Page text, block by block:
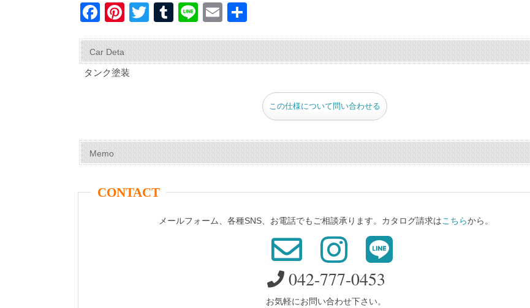
F
c
e
k
Pi
er
e
T
tt
er
T
m
bl
Li
e
E
ail
Car Deta
タンク塗装
この仕様について問い合わせる
Memo
CONTACT
メールフォーム、各種SNS、お電話でもご相談承ります。カタログ請求はこちらから。
042-777-0453
お気軽にお問い合わせ下さい。